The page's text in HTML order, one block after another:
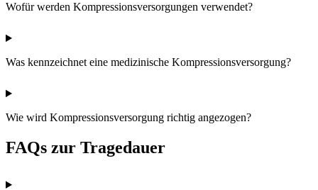
Wofür werden Kompressionsversorgungen verwendet?
Was kennzeichnet eine medizinische Kompressionsversorgung?
Wie wird Kompressionsversorgung richtig angezogen?
FAQs zur Tragedauer